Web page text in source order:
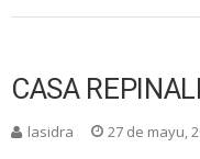
CASA
lasidra 27 de mayu,